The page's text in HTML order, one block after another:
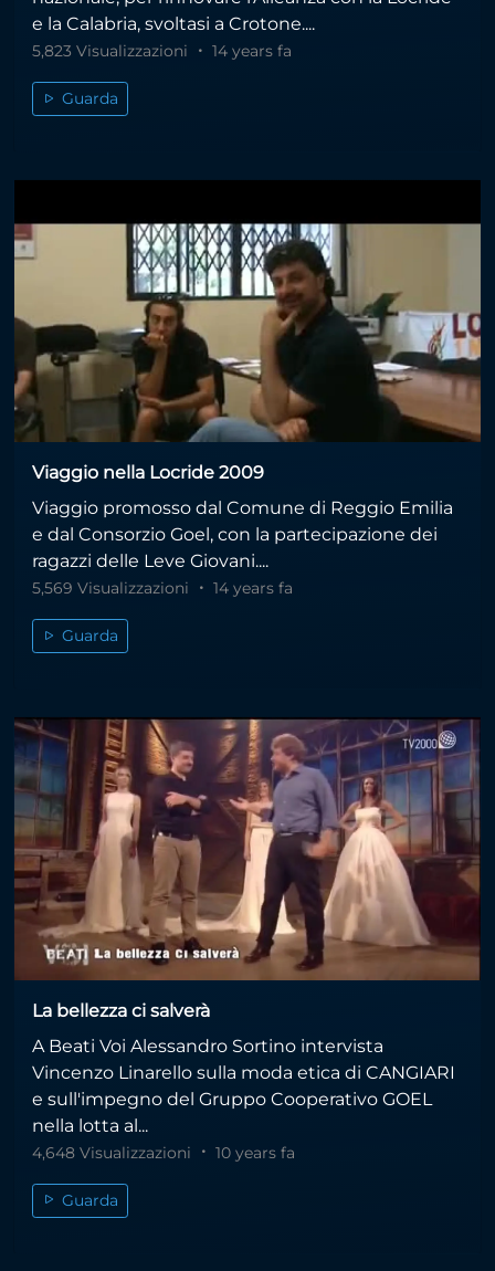
e la Calabria, svoltasi a Crotone....
5,823 Visualizzazioni 14 years fa
Guarda
Viaggio nella Locride 2009
Viaggio promosso dal Comune di Reggio Emilia
e dal Consorzio Goel, con la partecipazione dei
ragazzi delle Leve Giovani....
5,569 Visualizzazioni 14 years fa
Guarda
La bellezza ci salverà
A Beati Voi Alessandro Sortino intervista
Vincenzo Linarello sulla moda etica di CANGIARI
e sull'impegno del Gruppo Cooperativo GOEL
nella lotta al...
4,648 Visualizzazioni 10 years fa
Guarda